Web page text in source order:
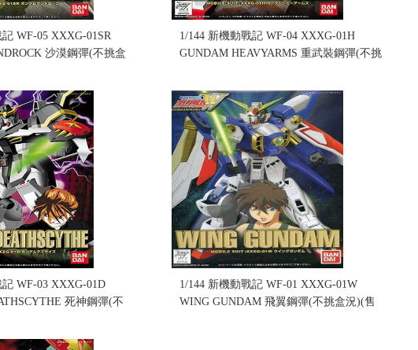
WF-05 XXXG-01SR
沙漠鋼彈(不挑盒
1/144 新機動戰記 WF-04 XXXG-01H
GUNDAM HEAVYARMS 重武裝鋼彈(不挑
售價:0
WF-03 XXXG-01D
死神鋼彈(不
1/144 新機動戰記 WF-01 XXXG-01W
WING GUNDAM 飛翼鋼彈(不挑盒況)(售